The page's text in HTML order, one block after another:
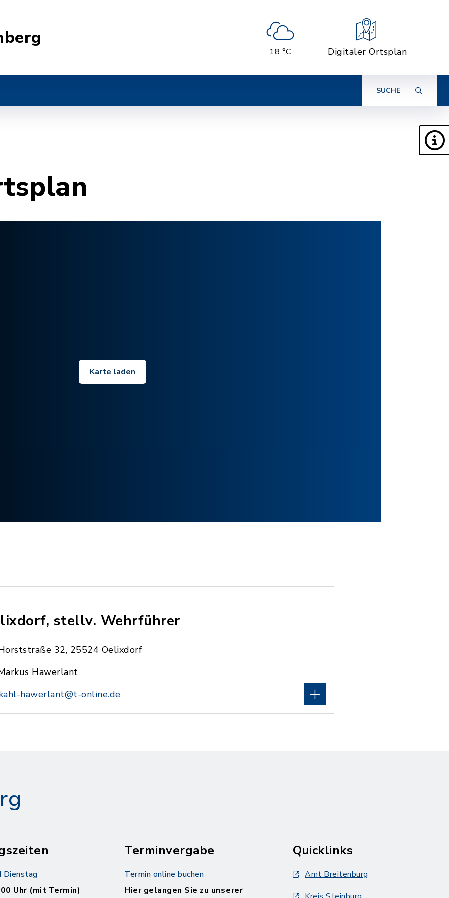
18 °C Digitaler Ortsplan
SUCHE
Karte laden
stellv. Wehrführer
32, 25524 Oelixdorf
Hawerlant
hawerlant@t-online.de
Dienstag
Uhr (mit Termin)
Terminvergabe
Termin online buchen
Hier gelangen Sie zu unserer
Quicklinks
Amt Breitenburg